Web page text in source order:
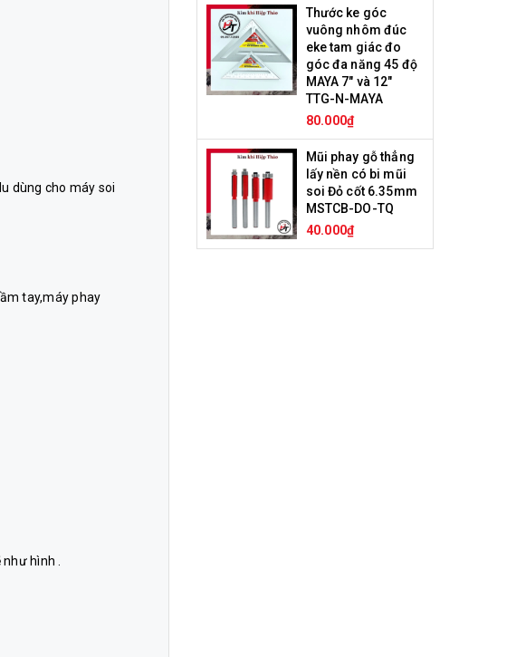
dùng cho máy soi
tay,máy phay
hình .
Thước ke góc
vuông nhôm đúc
eke tam giác đo
góc đa năng 45 độ
MAYA 7" và 12"
TTG-N-MAYA
80.000₫
Mũi phay gỗ thẳng
lấy nền có bi mũi
soi Đỏ cốt 6.35mm
MSTCB-DO-TQ
40.000₫